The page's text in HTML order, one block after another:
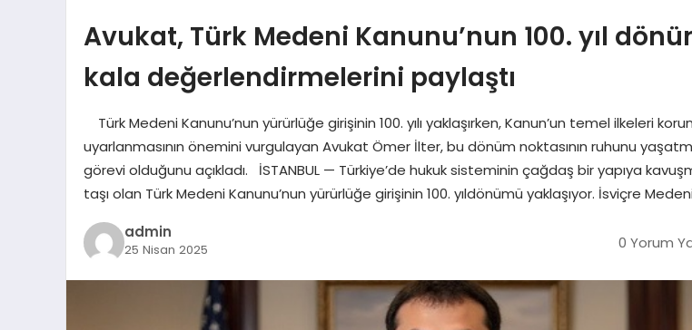
Avukat, Türk Medeni Kanunu’nun 100. yıl
kala değerlendirmelerini paylaştı
Türk Medeni Kanunu’nun yürürlüğe girişinin 100. yılı yaklaşırken, Kanun’un temel ilkeleri
uyarlanmasının önemini vurgulayan Avukat Ömer İlter, bu dönüm noktasının ruhunu
görevi olduğunu açıkladı. İSTANBUL — Türkiye’de hukuk sisteminin çağdaş bir yapıya
taşı olan Türk Medeni Kanunu’nun yürürlüğe girişinin 100. yıldönümü yaklaşıyor. İsviçre
admin
25 Nisan 2025 0 Yorum